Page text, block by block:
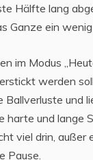
Hälfte lang
Ganze ein wenig
im Modus
werden
und
harte und
viel drin,
Pause.